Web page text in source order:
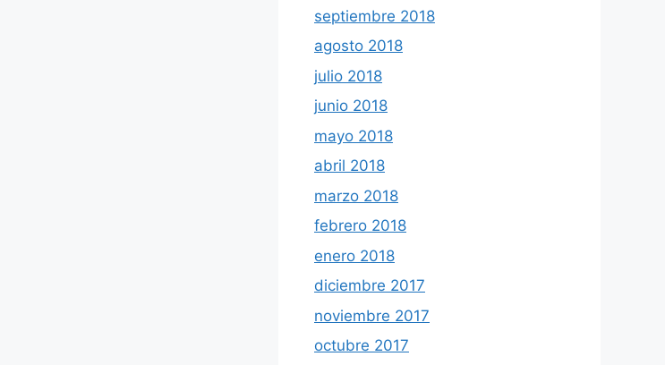
septiembre 2018
agosto 2018
julio 2018
junio 2018
mayo 2018
abril 2018
marzo 2018
febrero 2018
enero 2018
diciembre 2017
noviembre 2017
octubre 2017